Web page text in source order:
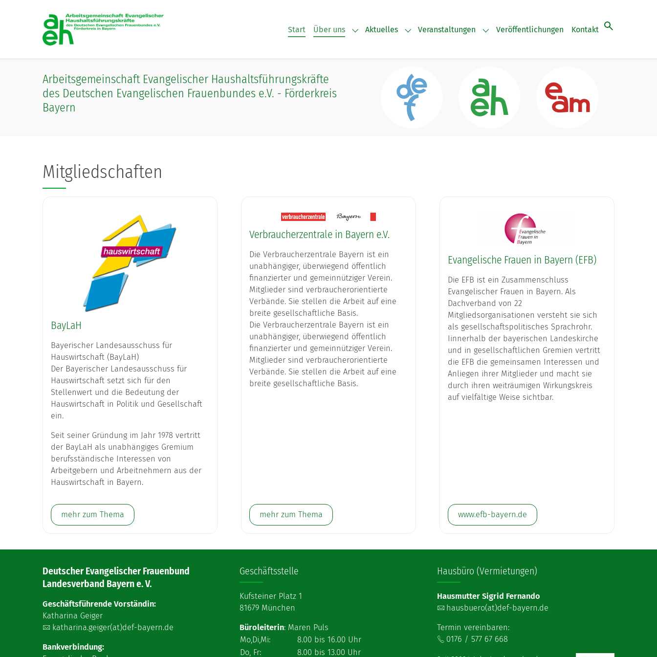
Start Über uns
Submenu for "Über uns"
Aktuelles
Submenu for "Aktuelles"
Veranstaltungen
Submenu for "Veranstaltungen"
Veröffentlichungen Kontakt
Arbeitsgemeinschaft Evangelischer Haushaltsführungskräfte
des Deutschen Evangelischen Frauenbundes e.V. - Förderkreis
Bayern
Mitgliedschaften
BayLaH
Bayerischer Landesausschuss für
Hauswirtschaft (BayLaH)
Der Bayerischer Landesausschuss für
Hauswirtschaft setzt sich für den
Stellenwert und die Bedeutung der
Hauswirtschaft in Politik und Gesellschaft
ein.
Seit seiner Gründung im Jahr 1978 vertritt
der BayLaH als unabhängiges Gremium
berufsständische Interessen von
Arbeitgebern und Arbeitnehmern aus der
Hauswirtschaft in Bayern.
mehr zum Thema
Verbraucherzentrale in Bayern e.V.
Die Verbraucherzentrale Bayern ist ein
unabhängiger, überwiegend öffentlich
finanzierter und gemeinnütziger Verein.
Mitglieder sind verbraucherorientierte
Verbände. Sie stellen die Arbeit auf eine
breite gesellschaftliche Basis.
Die Verbraucherzentrale Bayern ist ein
unabhängiger, überwiegend öffentlich
finanzierter und gemeinnütziger Verein.
Mitglieder sind verbraucherorientierte
Verbände. Sie stellen die Arbeit auf eine
breite gesellschaftliche Basis.
mehr zum Thema
Evangelische Frauen in Bayern (EFB)
Die EFB ist ein Zusammenschluss
Evangelischer Frauen in Bayern. Als
Dachverband von 22
Mitgliedsorganisationen versteht sie sich
als gesellschaftspolitisches Sprachrohr.
Iinnerhalb der bayerischen Landeskirche
und in gesellschaftlichen Gremien vertritt
die EFB die gemeinsamen Interessen und
Anliegen ihrer Mitglieder und macht sie
durch ihren weiträumigen Wirkungskreis
auf vielfältige Weise sichtbar.
www.efb-bayern.de
Deutscher Evangelischer Frauenbund
Landesverband Bayern e. V.
Geschäftsführende Vorständin:
Katharina Geiger
katharina.geiger(at)def-bayern.de
Bankverbindung:
Geschäftsstelle
Kufsteiner Platz 1
81679 München
Büroleiterin: Maren Puls
Mo,Di,Mi:
8.00 bis 16.00 Uhr
Do, Fr:
8.00 bis 13.00 Uhr
Hausbüro (Vermietungen)
Hausmutter Sigrid Fernando
hausbuero(at)def-bayern.de
Termin vereinbaren:
0176 / 577 67 668